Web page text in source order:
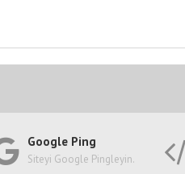
Google Ping
Siteyi Google Pingleyin.